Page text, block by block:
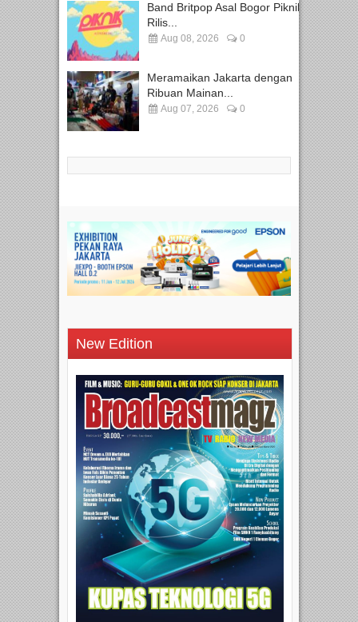
Band Britpop Asal Bogor Piknik
Rilis...
Aug 08, 2026 0
Meramaikan Jakarta dengan
Ribuan Mainan...
Aug 07, 2026 0
New Edition